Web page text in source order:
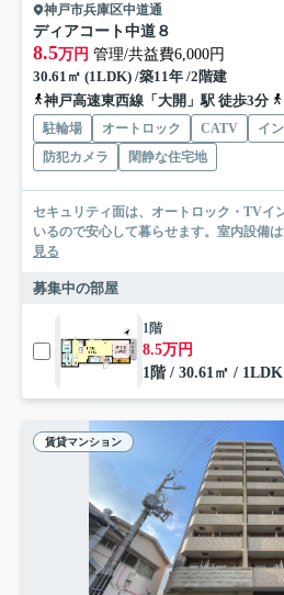
神戸市兵庫区中道通
ディアコート中道８
8.5万円 管理/共益費6,000円
30.61㎡ (1LDK) /築11年 /2階建
神戸高速東西線「大開」駅 徒歩3分
駐輪場 オートロック CATV
イ
防犯カメラ
閑静な住宅地
セキュリティ面は、オートロック・TVイ
いるので安心して暮らせます。室内設備
見る
募集中の部屋
1階
8.5万円
1階 / 30.61㎡ / 1LDK
賃貸マンション